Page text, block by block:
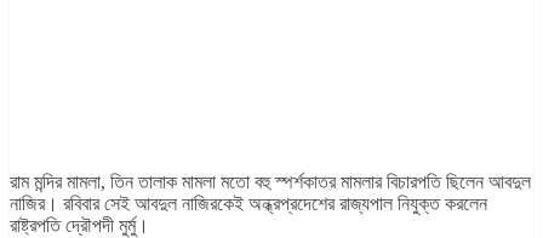
রাম মন্দির মামলা, তিন তালাক মামলা মতো বহু স্পর্শকাতর মামলার বিচারপতি ছিলেন আবদুল
নাজির। রবিবার সেই আবদুল নাজিরকেই অন্ধ্রপ্রদেশের রাজ্যপাল নিযুক্ত করলেন
রাষ্ট্রপতি দ্রৌপদী মুর্মু।